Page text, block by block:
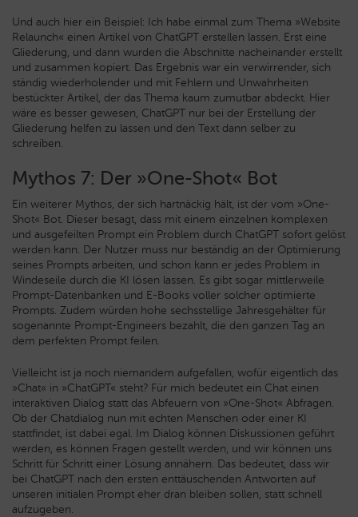
Und auch hier ein Beispiel: Ich habe einmal zum Thema »Website
Relaunch« einen Artikel von ChatGPT erstellen lassen. Erst eine
Gliederung, und dann wurden die Abschnitte nacheinander erstellt
und zusammen kopiert. Das Ergebnis war ein verwirrender, sich
ständig wiederholender und mit Fehlern und Unwahrheiten
bestückter Artikel, der das Thema kaum zumutbar abdeckt. Hier
wäre es besser gewesen, ChatGPT nur bei der Erstellung der
Gliederung helfen zu lassen und den Text dann selber zu
schreiben.
Mythos 7: Der »One-Shot« Bot
Ein weiterer Mythos, der sich hartnäckig hält, ist der vom »One-
Shot« Bot. Dieser besagt, dass mit einem einzelnen komplexen
und ausgefeilten Prompt ein Problem durch ChatGPT sofort gelöst
werden kann. Der Nutzer muss nur beständig an der Optimierung
seines Prompts arbeiten, und schon kann er jedes Problem in
Windeseile durch die KI lösen lassen. Es gibt sogar mittlerweile
Prompt-Datenbanken und E-Books voller solcher optimierte
Prompts. Zudem würden hohe sechsstellige Jahresgehälter für
sogenannte Prompt-Engineers bezahlt, die den ganzen Tag an
dem perfekten Prompt feilen.
Vielleicht ist ja noch niemandem aufgefallen, wofür eigentlich das
»Chat« in »ChatGPT« steht? Für mich bedeutet ein Chat einen
interaktiven Dialog statt das Abfeuern von »One-Shot« Abfragen.
Ob der Chatdialog nun mit echten Menschen oder einer KI
stattfindet, ist dabei egal. Im Dialog können Diskussionen geführt
werden, es können Fragen gestellt werden, und wir können uns
Schritt für Schritt einer Lösung annähern. Das bedeutet, dass wir
bei ChatGPT nach den ersten enttäuschenden Antworten auf
unseren initialen Prompt eher dran bleiben sollen, statt schnell
aufzugeben.